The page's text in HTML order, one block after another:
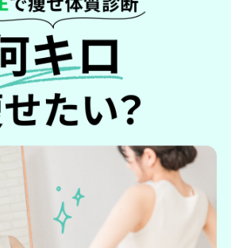
したが特に変化は分かりません。継
ないな。★
サイトより
値段のわりに効果を感じられない」とい
受けられました。
ら飲む必要があり、効果が期待できる
が定める葉酸量400μgを配合しているた